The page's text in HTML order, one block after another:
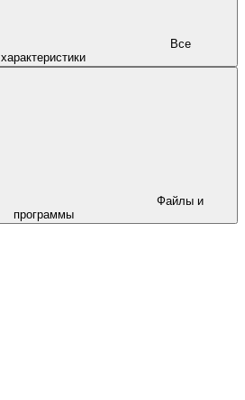
характеристики
программы